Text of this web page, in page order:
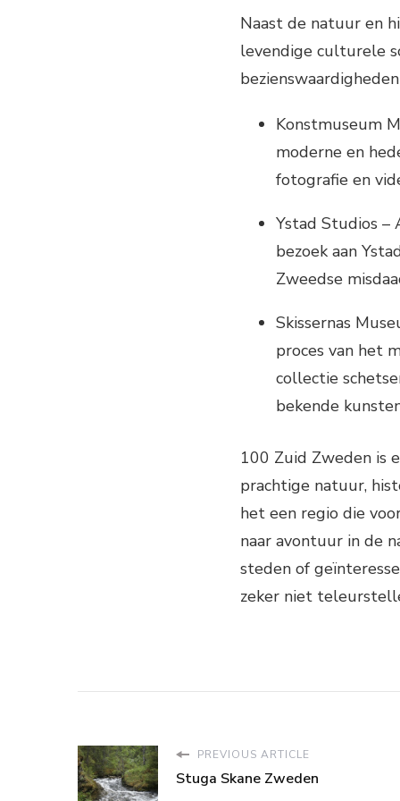
Naast de natuur en
levendige culturele
Konstmuseum
moderne en
fotografie en
Ystad Studios –
bezoek aan
Zweedse
Skissernas
proces van het
collectie
bekende
100 Zuid Zweden is
prachtige natuur,
het een regio die
naar avontuur in de
steden of
zeker niet
PREVIOUS ARTICLE
Stuga Skane Zweden